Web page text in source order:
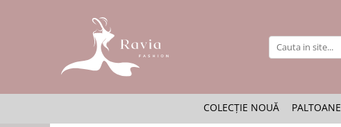
Rochii elegante lungi
Rochii elegante midi
COLECȚIE NOUĂ PALTOANE